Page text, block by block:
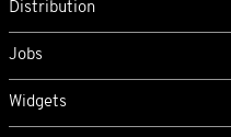
Distribution
Jobs
Widgets